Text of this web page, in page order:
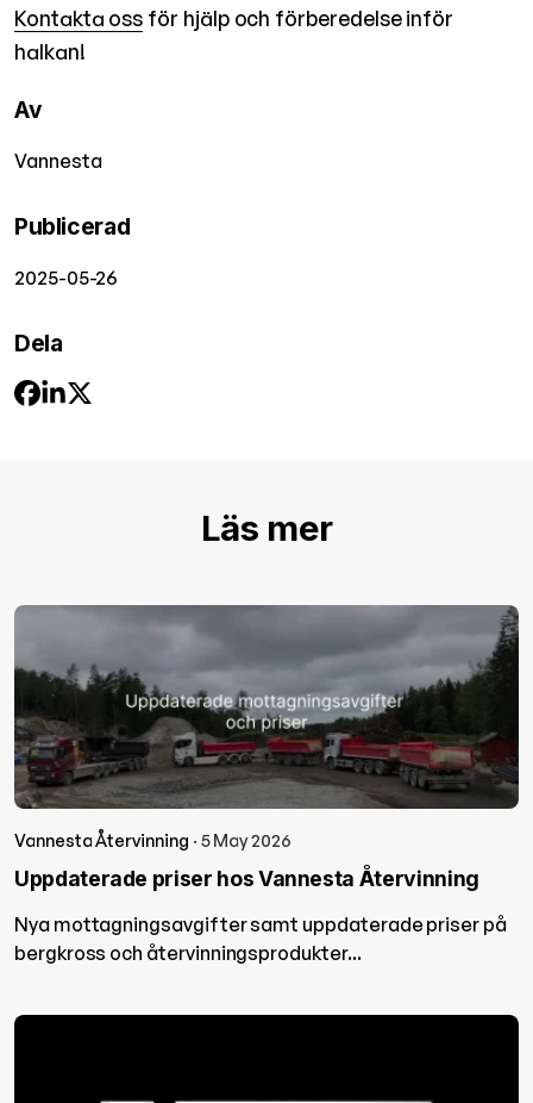
Kontakta oss för hjälp och förberedelse inför
halkan!
Av
Vannesta
Publicerad
2025-05-26
Dela
Läs mer
Vannesta Återvinning · 5 May 2026
Uppdaterade priser hos Vannesta Återvinning
Nya mottagningsavgifter samt uppdaterade priser på
bergkross och återvinningsprodukter...